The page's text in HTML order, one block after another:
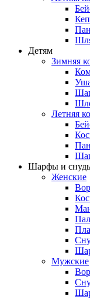
Детям
Зимняя
Летняя
Шарфы и
Женские
Мужские